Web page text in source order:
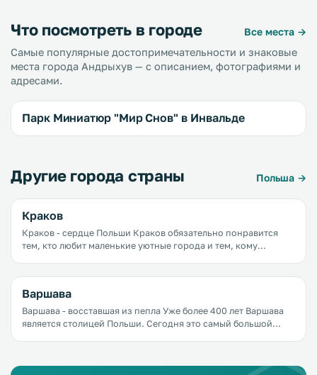
Что посмотреть в городе
Все места →
Самые популярные достопримечательности и знаковые
места города Андрыхув — с описанием, фотографиями и
адресами.
Парк Миниатюр "Мир Снов" в Инвальде
Другие города страны Польша →
Краков
Краков - сердце Польши Краков обязательно понравится
тем, кто любит маленькие уютные города и тем, кому
Варшава
Варшава - восставшая из пепла Уже более 400 лет Варшава
является столицей Польши. Сегодня это самый большой